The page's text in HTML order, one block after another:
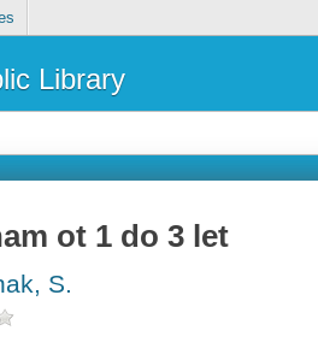
Library
ot 1 do 3 let
S.